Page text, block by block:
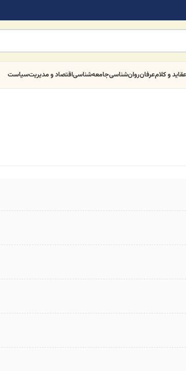
عقاید و کلامعرفانروان‌شناسیجامعه‌شناسیاقتصاد و مدیریتسیاست